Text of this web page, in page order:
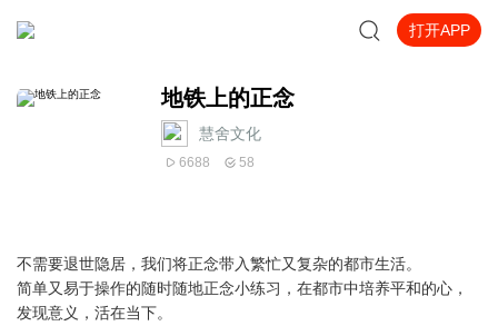
打开APP
地铁上的正念
慧舍文化
6688 58
不需要退世隐居，我们将正念带入繁忙又复杂的都市生活。
简单又易于操作的随时随地正念小练习，在都市中培养平和的心，
发现意义，活在当下。